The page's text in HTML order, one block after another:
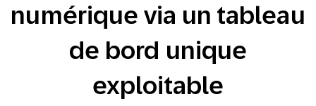
numérique via un tableau
de bord unique
exploitable